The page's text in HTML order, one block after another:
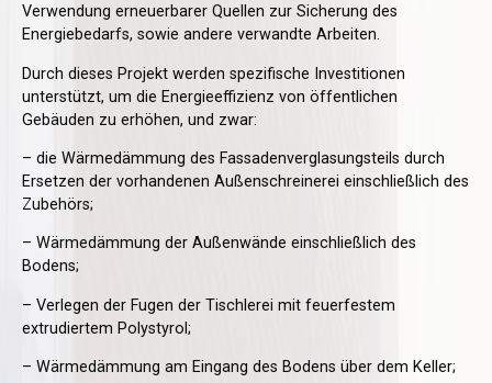
Verwendung erneuerbarer Quellen zur Sicherung des
Energiebedarfs, sowie andere verwandte Arbeiten.
Durch dieses Projekt werden spezifische Investitionen
unterstützt, um die Energieeffizienz von öffentlichen
Gebäuden zu erhöhen, und zwar:
– die Wärmedämmung des Fassadenverglasungsteils durch
Ersetzen der vorhandenen Außenschreinerei einschließlich des
Zubehörs;
– Wärmedämmung der Außenwände einschließlich des
Bodens;
– Verlegen der Fugen der Tischlerei mit feuerfestem
extrudiertem Polystyrol;
– Wärmedämmung am Eingang des Bodens über dem Keller;